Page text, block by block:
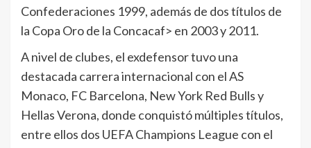
Confederaciones 1999, además de dos títulos de
la Copa Oro de la Concacaf> en 2003 y 2011.
A nivel de clubes, el exdefensor tuvo una
destacada carrera internacional con el AS
Monaco, FC Barcelona, New York Red Bulls y
Hellas Verona, donde conquistó múltiples títulos,
entre ellos dos UEFA Champions League con el